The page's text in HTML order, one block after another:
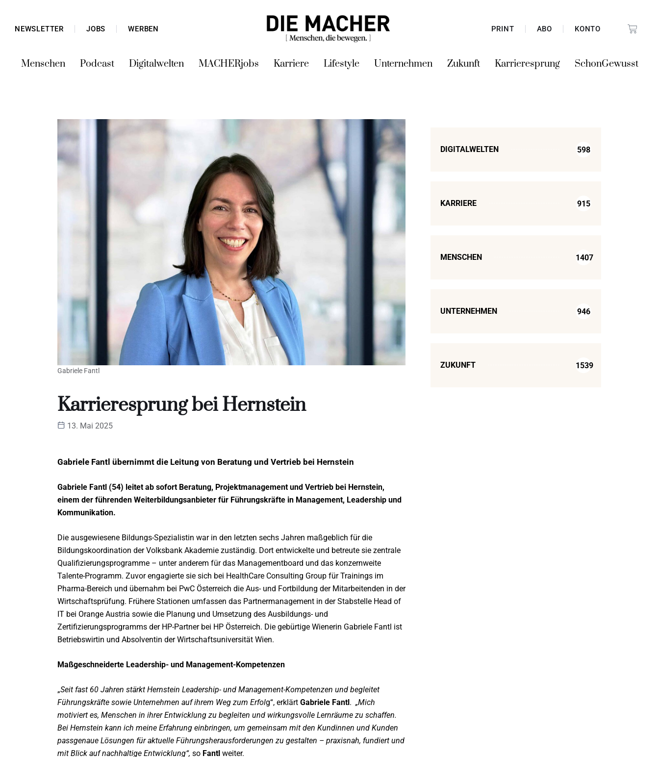
NEWSLETTER JOBS WERBEN PRINT ABO KONTO
Menschen Podcast Digitalwelten MACHERjobs Karriere Lifestyle Unternehmen Zukunft Karrieresprung SchonGewusst
Gabriele Fantl
Karrieresprung bei Hernstein
13. Mai 2025
Gabriele Fantl übernimmt die Leitung von Beratung und Vertrieb bei Hernstein
Gabriele Fantl (54) leitet ab sofort Beratung, Projektmanagement und Vertrieb bei Hernstein,
einem der führenden Weiterbildungsanbieter für Führungskräfte in Management, Leadership und
Kommunikation.
Die ausgewiesene Bildungs-Spezialistin war in den letzten sechs Jahren maßgeblich für die
Bildungskoordination der Volksbank Akademie zuständig. Dort entwickelte und betreute sie zentrale
Qualifizierungsprogramme – unter anderem für das Managementboard und das konzernweite
Talente-Programm. Zuvor engagierte sie sich bei HealthCare Consulting Group für Trainings im
Pharma-Bereich und übernahm bei PwC Österreich die Aus- und Fortbildung der Mitarbeitenden in der
Wirtschaftsprüfung. Frühere Stationen umfassen das Partnermanagement in der Stabstelle Head of
IT bei Orange Austria sowie die Planung und Umsetzung des Ausbildungs- und
Zertifizierungsprogramms der HP-Partner bei HP Österreich. Die gebürtige Wienerin Gabriele Fantl ist
Betriebswirtin und Absolventin der Wirtschaftsuniversität Wien.
Maßgeschneiderte Leadership- und Management-Kompetenzen
„Seit fast 60 Jahren stärkt Hernstein Leadership- und Management-Kompetenzen und begleitet
Führungskräfte sowie Unternehmen auf ihrem Weg zum Erfolg“, erklärt Gabriele Fantl. „Mich
motiviert es, Menschen in ihrer Entwicklung zu begleiten und wirkungsvolle Lernräume zu schaffen.
Bei Hernstein kann ich meine Erfahrung einbringen, um gemeinsam mit den Kundinnen und Kunden
passgenaue Lösungen für aktuelle Führungsherausforderungen zu gestalten – praxisnah, fundiert und
mit Blick auf nachhaltige Entwicklung“, so Fantl weiter.
DIGITALWELTEN 598
KARRIERE 915
MENSCHEN 1407
UNTERNEHMEN 946
ZUKUNFT 1539